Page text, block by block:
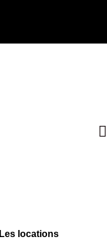
Les locations